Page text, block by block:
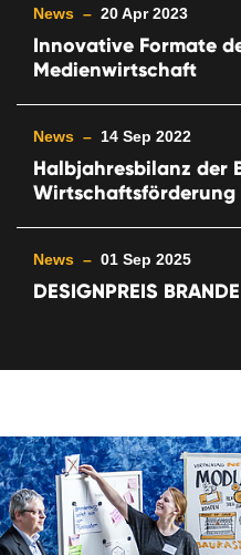
News – 20 Apr 2023
Innovative Formate
Medienwirtschaft
News – 14 Sep 2022
Halbjahresbilanz der
Wirtschaftsförderung
News – 01 Sep 2025
DESIGNPREIS